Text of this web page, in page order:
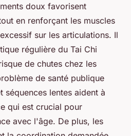
doux favorisent
en renforçant les muscles
sur les articulations. Il
régulière du Tai Chi
de chutes chez les
de santé publique
séquences lentes aident à
qui est crucial pour
avec l'âge. De plus, les